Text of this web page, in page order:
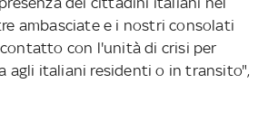
ambasciate e i nostri consolati
con l'unità di crisi per
agli italiani residenti o in transito",